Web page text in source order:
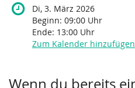
Di, 3. März 2026
Beginn: 09:00 Uhr
Ende: 13:00 Uhr
Zum Kalender hinzufügen
Wenn du bereits